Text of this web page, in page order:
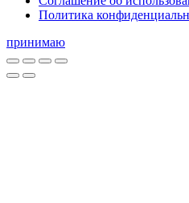
Политика
принимаю